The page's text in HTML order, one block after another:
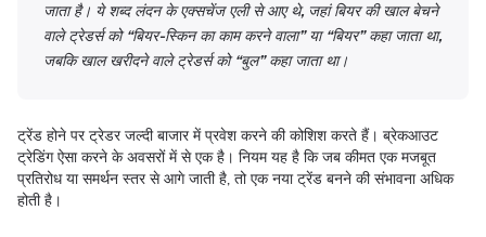
जाता है। ये शब्द लंदन के एक्सचेंज एली से आए थे, जहां बियर की खाल बेचने
वाले ट्रेडर्स को “बियर-स्किन का काम करने वाला” या “बियर” कहा जाता था,
जबकि खाल खरीदने वाले ट्रेडर्स को “बुल” कहा जाता था।
ट्रेंड होने पर ट्रेडर जल्दी बाजार में प्रवेश करने की कोशिश करते हैं। ब्रेकआउट
ट्रेडिंग ऐसा करने के अवसरों में से एक है। नियम यह है कि जब कीमत एक मजबूत
प्रतिरोध या समर्थन स्तर से आगे जाती है, तो एक नया ट्रेंड बनने की संभावना अधिक
होती है।